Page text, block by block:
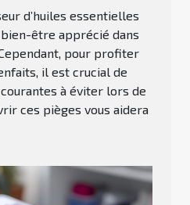
d’huiles essentielles
être apprécié dans
pour profiter
il est crucial de
à éviter lors de
ces pièges vous aidera